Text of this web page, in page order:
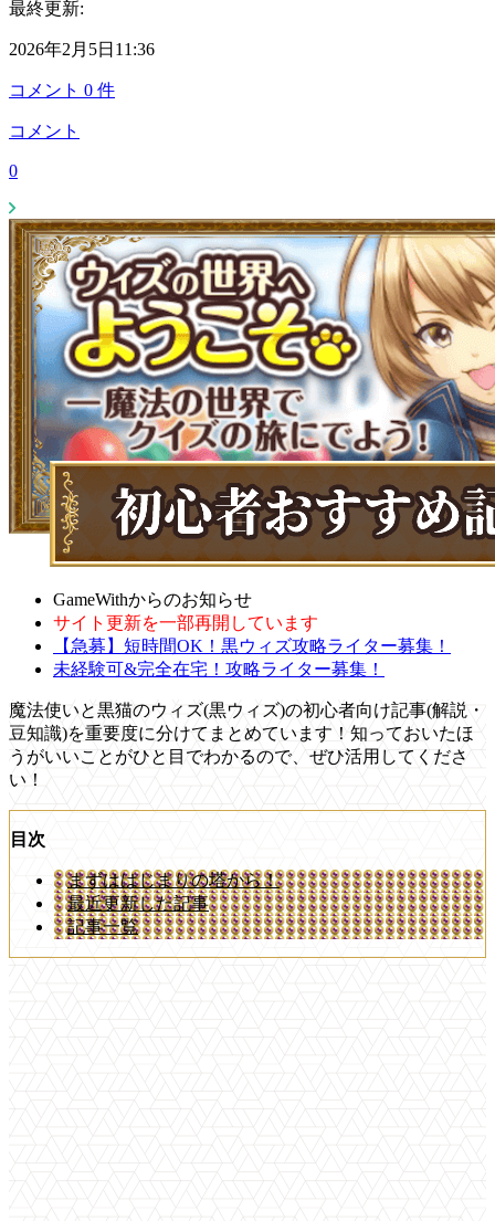
最終更新:
2026年2月5日11:36
コメント 0 件
コメント
0
GameWithからのお知らせ
サイト更新を一部再開しています
【急募】短時間OK！黒ウィズ攻略ライター募集！
未経験可&完全在宅！攻略ライター募集！
魔法使いと黒猫のウィズ(黒ウィズ)の初心者向け記事(解説・
豆知識)を重要度に分けてまとめています！知っておいたほ
うがいいことがひと目でわかるので、ぜひ活用してくださ
い！
目次
まずははじまりの塔から！
最近更新した記事
記事一覧